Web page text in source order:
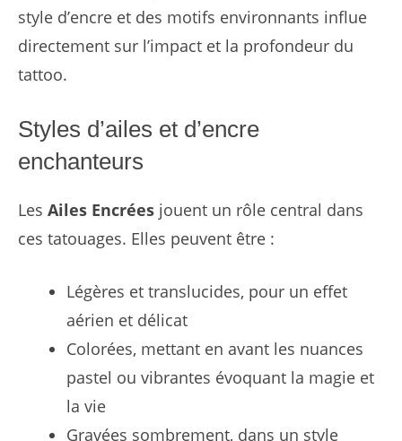
style d’encre et des motifs environnants influe
directement sur l’impact et la profondeur du
tattoo.
Styles d’ailes et d’encre
enchanteurs
Les Ailes Encrées jouent un rôle central dans
ces tatouages. Elles peuvent être :
Légères et translucides, pour un effet
aérien et délicat
Colorées, mettant en avant les nuances
pastel ou vibrantes évoquant la magie et
la vie
Gravées sombrement, dans un style